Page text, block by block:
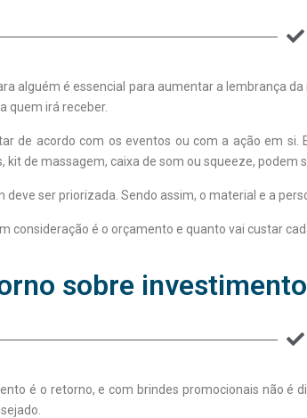
alguém é essencial para aumentar a lembrança
quem irá receber.
de acordo com os eventos ou com a ação em
de massagem, caixa de som ou squeeze, podem
ser priorizada. Sendo assim, o material e a
consideração é o orçamento e quanto vai custar
sobre
é o retorno, e com brindes promocionais não é